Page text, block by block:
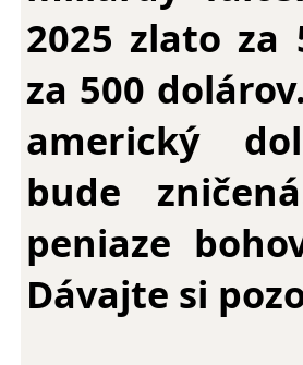
2025 zlato za
za 500
americký
bude
peniaze
Dávajte si